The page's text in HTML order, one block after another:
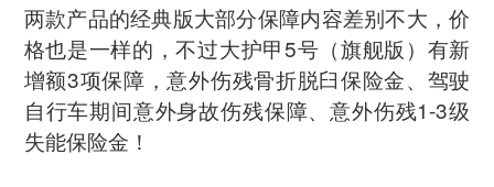
两款产品的经典版大部分保障内容差别不大，价
格也是一样的，不过大护甲5号（旗舰版）有新
增额3项保障，意外伤残骨折脱臼保险金、驾驶
自行车期间意外身故伤残保障、意外伤残1-3级
失能保险金！